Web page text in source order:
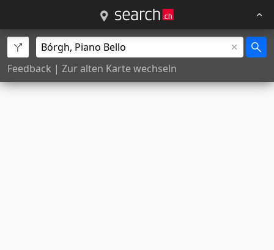
Feedback | Zur alten Karte wechseln